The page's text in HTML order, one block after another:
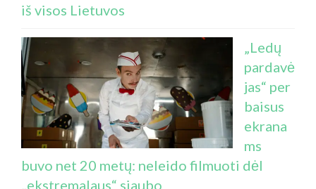
iš visos Lietuvos
„Ledų
pardavė
jas“ per
baisus
ekrana
ms
buvo net 20 metų: neleido filmuoti dėl
„ekstremalaus“ siaubo